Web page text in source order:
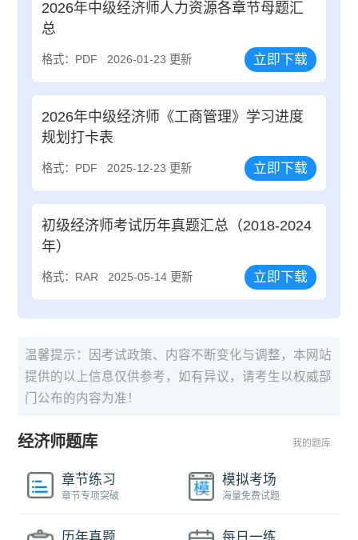
2026年中级经济师人力资源各章节母题汇
总
格式：PDF 2026-01-23 更新 立即下载
2026年中级经济师《工商管理》学习进度
规划打卡表
格式：PDF 2025-12-23 更新 立即下载
初级经济师考试历年真题汇总（2018-2024
年）
格式：RAR 2025-05-14 更新 立即下载
温馨提示：因考试政策、内容不断变化与调整，本网站
提供的以上信息仅供参考，如有异议，请考生以权威部
门公布的内容为准！
经济师题库 我的题库
章节练习
章节专项突破
模拟考场
海量免费试题